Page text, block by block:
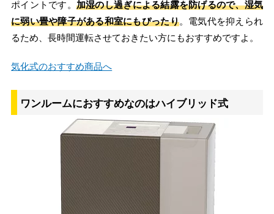
ポイントです。 加湿のし過ぎによる結露を防げるので、湿気
に弱い畳や障子がある和室にもぴったり。電気代を抑えられ
るため、長時間運転させておきたい方にもおすすめですよ。
気化式のおすすめ商品へ
ワンルームにおすすめなのはハイブリッド式